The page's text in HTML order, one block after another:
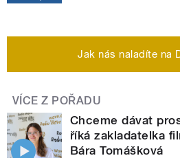
Jak nás naladíte na
VÍCE Z POŘADU
Chceme dávat
říká zakladatelka
Bára Tomášková